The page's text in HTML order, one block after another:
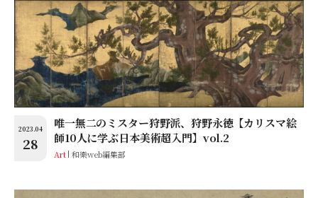
2023.04
28
唯一無二のミスター狩野派、狩野永徳【カリスマ絵
師10人に学ぶ日本美術超入門】vol.2
Art 和樂web編集部